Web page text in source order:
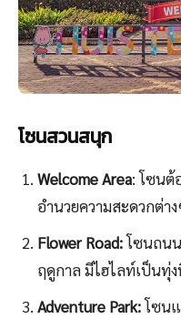
โซนสวนสนุก
Welcome Area: โซนต้
อำนวยความสะดวกต่า
Flower Road:โซนถน
ฤดูกาล มีไฮไลท์เป็นทุ่
Adventure Park:โซน